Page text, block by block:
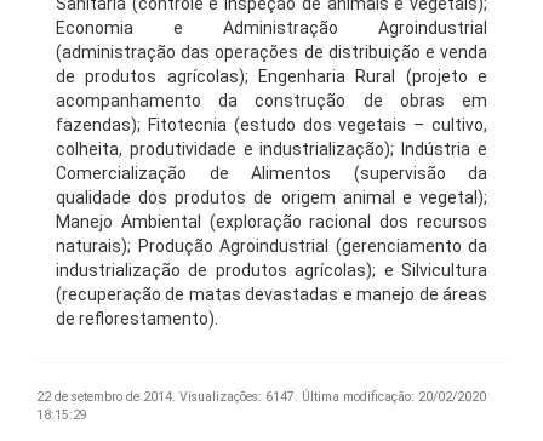
Economia e Administração Agroindustrial
(administração das operações de distribuição e venda
de produtos agrícolas); Engenharia Rural (projeto e
acompanhamento da construção de obras em
fazendas); Fitotecnia (estudo dos vegetais – cultivo,
colheita, produtividade e industrialização); Indústria e
Comercialização de Alimentos (supervisão da
qualidade dos produtos de origem animal e vegetal);
Manejo Ambiental (exploração racional dos recursos
naturais); Produção Agroindustrial (gerenciamento da
industrialização de produtos agrícolas); e Silvicultura
(recuperação de matas devastadas e manejo de áreas
de reflorestamento).
22 de setembro de 2014. Visualizações: 6147.
Última modificação: 20/02/2020
18:15:29